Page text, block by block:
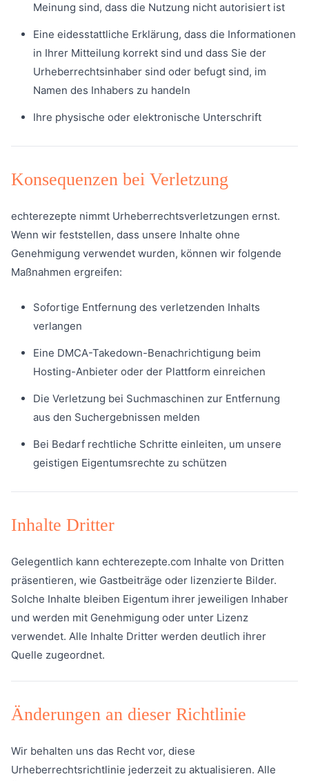
Meinung sind, dass die Nutzung nicht autorisiert ist
Eine eidesstattliche Erklärung, dass die Informationen
in Ihrer Mitteilung korrekt sind und dass Sie der
Urheberrechtsinhaber sind oder befugt sind, im
Namen des Inhabers zu handeln
Ihre physische oder elektronische Unterschrift
Konsequenzen bei Verletzung
echterezepte nimmt Urheberrechtsverletzungen ernst.
Wenn wir feststellen, dass unsere Inhalte ohne
Genehmigung verwendet wurden, können wir folgende
Maßnahmen ergreifen:
Sofortige Entfernung des verletzenden Inhalts
verlangen
Eine DMCA-Takedown-Benachrichtigung beim
Hosting-Anbieter oder der Plattform einreichen
Die Verletzung bei Suchmaschinen zur Entfernung
aus den Suchergebnissen melden
Bei Bedarf rechtliche Schritte einleiten, um unsere
geistigen Eigentumsrechte zu schützen
Inhalte Dritter
Gelegentlich kann echterezepte.com Inhalte von Dritten
präsentieren, wie Gastbeiträge oder lizenzierte Bilder.
Solche Inhalte bleiben Eigentum ihrer jeweiligen Inhaber
und werden mit Genehmigung oder unter Lizenz
verwendet. Alle Inhalte Dritter werden deutlich ihrer
Quelle zugeordnet.
Änderungen an dieser Richtlinie
Wir behalten uns das Recht vor, diese
Urheberrechtsrichtlinie jederzeit zu aktualisieren. Alle